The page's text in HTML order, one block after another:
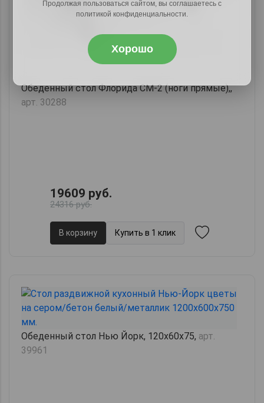
Обеденный стол Флорида СМ-2 (ноги прямые),,
арт. 30288
19609 руб.
24316 руб.
В корзину Купить в 1 клик
Обеденный стол Нью Йорк, 120х60х75, арт.
39961
Продолжая пользоваться сайтом, вы соглашаетесь с
политикой конфиденциальности.
Хорошо